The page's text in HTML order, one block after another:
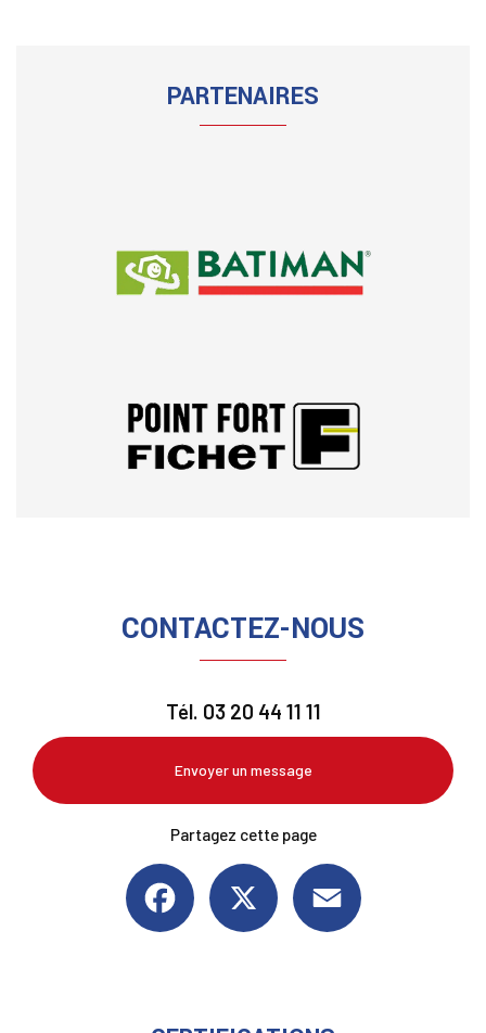
PARTENAIRES
CONTACTEZ-NOUS
Tél. 03 20 44 11 11
Envoyer un message
Partagez cette page
Facebook